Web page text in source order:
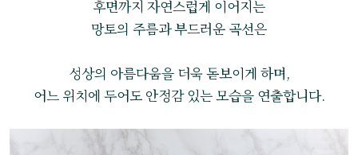
후면까지 자연스럽게 이어지는
망토의 주름과 부드러운 곡선은
성상의 아름다움을 더욱 돋보이게 하며,
어느 위치에 두어도 안정감 있는 모습을 연출합니다.